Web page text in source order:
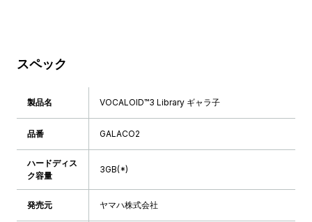
スペック
製品名 VOCALOID™3 Library ギャラ子
品番 GALACO2
ハードディス
ク容量
3GB(*)
発売元 ヤマハ株式会社